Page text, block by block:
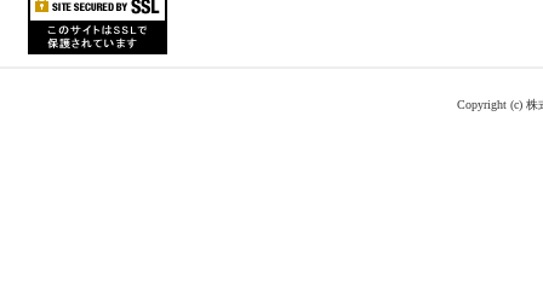
Copyright (c)